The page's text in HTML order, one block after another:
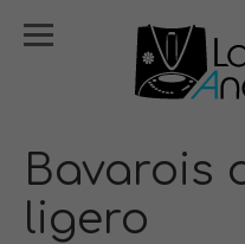
Bavarois
ligero